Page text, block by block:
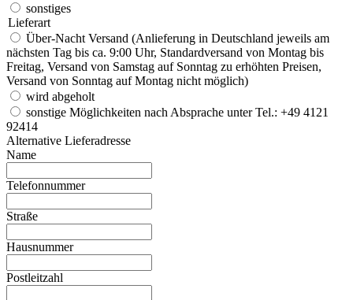
sonstiges
Lieferart
Über-Nacht Versand (Anlieferung in Deutschland jeweils am
nächsten Tag bis ca. 9:00 Uhr, Standardversand von Montag bis
Freitag, Versand von Samstag auf Sonntag zu erhöhten Preisen,
Versand von Sonntag auf Montag nicht möglich)
wird abgeholt
sonstige Möglichkeiten nach Absprache unter Tel.: +49 4121
92414
Alternative Lieferadresse
Name
Telefonnummer
Straße
Hausnummer
Postleitzahl